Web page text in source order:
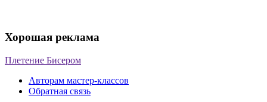
Хорошая реклама
Плетение Бисером
Авторам мастер-классов
Обратная связь